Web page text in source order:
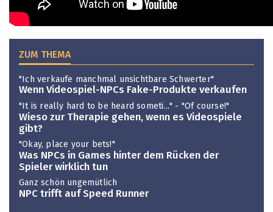
ZUM THEMA
"Ich verkaufe manchmal unsichtbare Schwerter"
Wenn Videospiel-NPCs Fake-Produkte verkaufen
"It is really hard to be heard someti..." - "Of course!"
Wieso zur Therapie gehen, wenn es Videospiele
gibt?
"Okay, place your bets!"
Was NPCs in Games hinter dem Rücken der
Spieler wirklich tun
Ganz schön ungemütlich
NPC trifft auf Speed Runner